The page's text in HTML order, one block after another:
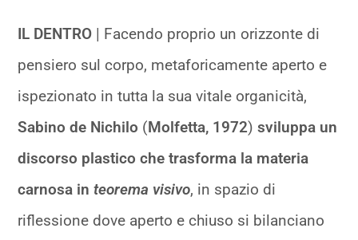
IL DENTRO | Facendo proprio un orizzonte di
pensiero sul corpo, metaforicamente aperto e
ispezionato in tutta la sua vitale organicità,
Sabino de Nichilo (Molfetta, 1972)sviluppa un
discorso plastico che trasforma la materia
carnosa inteorema visivo, in spazio di
riflessione dove aperto e chiuso si bilanciano